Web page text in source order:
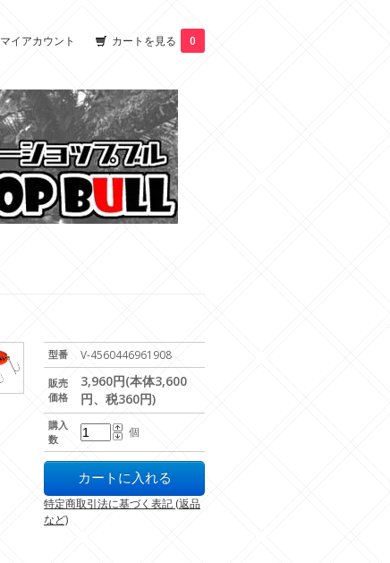
マイアカウント カートを見る 0
型番 V-4560446961908
販売
価格
3,960円(本体3,600
円、税360円)
購入
数
個
特定商取引法に基づく表記 (返品
など)